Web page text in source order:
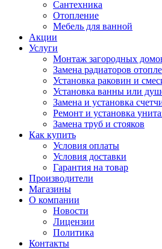
Сантехника
Отопление
Мебель для ванной
Акции
Услуги
Монтаж загородных
Замена радиаторов
Установка раковин и
Установка ванны или
Замена и установка
Ремонт и установка
Замена труб и стояков
Как купить
Условия оплаты
Условия доставки
Гарантия на товар
Производители
Магазины
О компании
Новости
Лицензии
Политика
Контакты